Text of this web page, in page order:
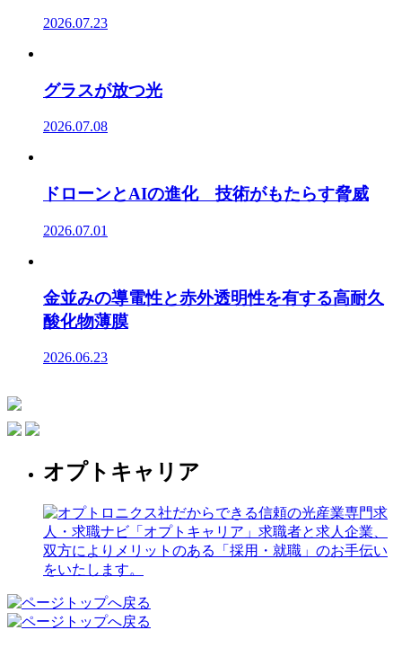
2026.07.23
グラスが放つ光
2026.07.08
ドローンとAIの進化 技術がもたらす脅威
2026.07.01
金並みの導電性と赤外透明性を有する高耐久
酸化物薄膜
2026.06.23
オプトキャリア